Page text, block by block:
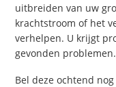
uitbreiden van uw
krachtstroom of het
verhelpen. U krijgt
gevonden problemen.
Bel deze ochtend